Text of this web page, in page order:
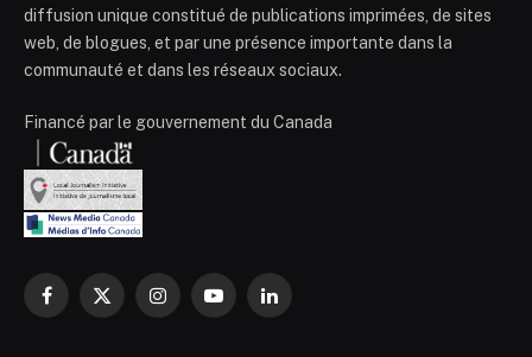
diffusion unique constitué de publications imprimées, de sites
web, de blogues, et par une présence importante dans la
communauté et dans les réseaux sociaux.
Financé par le gouvernement du Canada
Facebook
X
InstagramYouTubeLinkedIn